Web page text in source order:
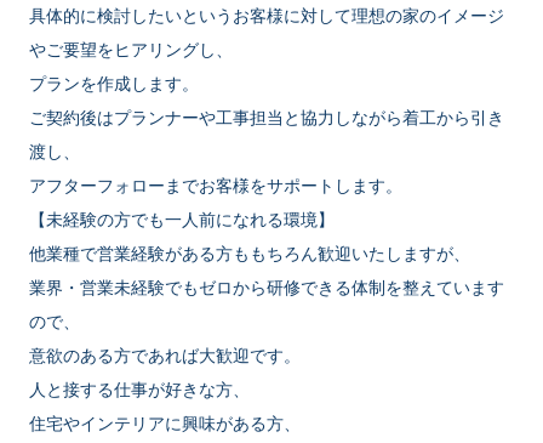
具体的に検討したいというお客様に対して理想の家のイメージ
やご要望をヒアリングし、
プランを作成します。
ご契約後はプランナーや工事担当と協力しながら着工から引き
渡し、
アフターフォローまでお客様をサポートします。
【未経験の方でも一人前になれる環境】
他業種で営業経験がある方ももちろん歓迎いたしますが、
業界・営業未経験でもゼロから研修できる体制を整えています
ので、
意欲のある方であれば大歓迎です。
人と接する仕事が好きな方、
住宅やインテリアに興味がある方、